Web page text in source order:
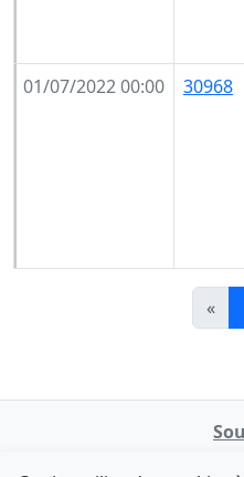
01/07/2022 00:00
30968
«